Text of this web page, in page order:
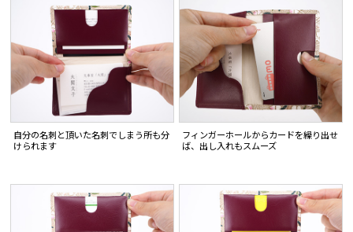
自分の名刺と頂いた名刺でしまう所も分
けられます
フィンガーホールからカードを繰り出せ
ば、出し入れもスムーズ